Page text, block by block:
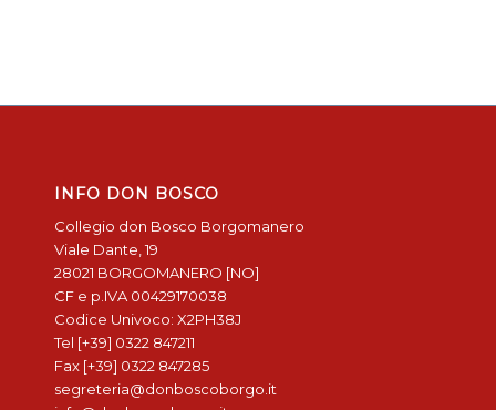
INFO DON BOSCO
Collegio don Bosco Borgomanero
Viale Dante, 19
28021 BORGOMANERO [NO]
CF e p.IVA 00429170038
Codice Univoco: X2PH38J
Tel [+39] 0322 847211
Fax [+39] 0322 847285
segreteria@donboscoborgo.it